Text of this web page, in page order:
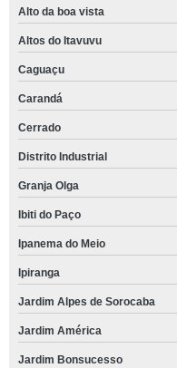
Alto da boa vista
Altos do Itavuvu
Caguaçu
Carandá
Cerrado
Distrito Industrial
Granja Olga
Ibiti do Paço
Ipanema do Meio
Ipiranga
Jardim Alpes de Sorocaba
Jardim América
Jardim Bonsucesso